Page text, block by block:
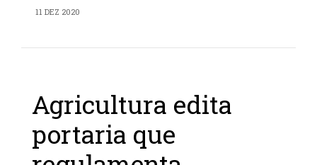
11 DEZ 2020
Agricultura edita
portaria que